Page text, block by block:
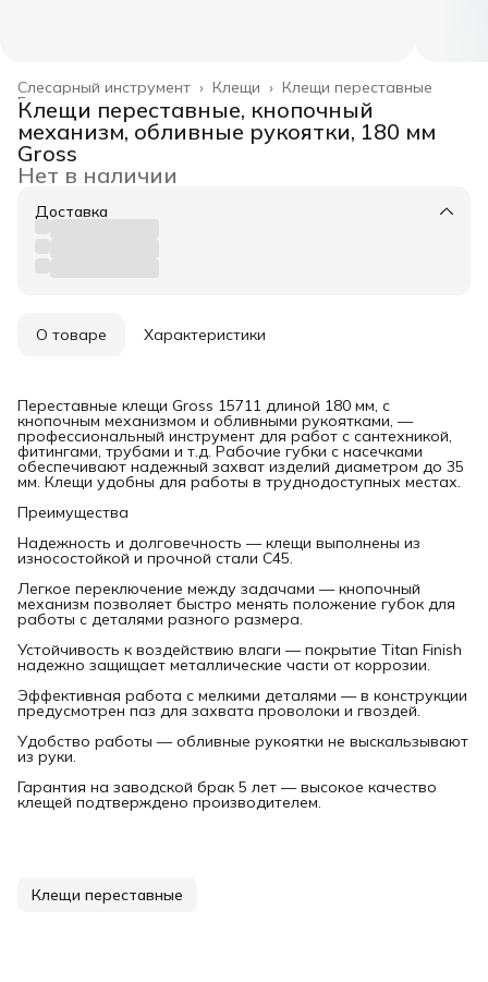
Клещи переставные
Клещи ›
Слесарный инструмент ›
Главная ›
Клещи переставные, кнопочный
механизм, обливные рукоятки, 180 мм
Gross
Нет в наличии
Доставка
О товаре Характеристики
Переставные клещи Gross 15711 длиной 180 мм, с
кнопочным механизмом и обливными рукоятками, —
профессиональный инструмент для работ с сантехникой,
фитингами, трубами и т.д. Рабочие губки с насечками
обеспечивают надежный захват изделий диаметром до 35
мм. Клещи удобны для работы в труднодоступных местах.
Преимущества
Надежность и долговечность — клещи выполнены из
износостойкой и прочной стали С45.
Легкое переключение между задачами — кнопочный
механизм позволяет быстро менять положение губок для
работы с деталями разного размера.
Устойчивость к воздействию влаги — покрытие Titan Finish
надежно защищает металлические части от коррозии.
Эффективная работа с мелкими деталями — в конструкции
предусмотрен паз для захвата проволоки и гвоздей.
Удобство работы — обливные рукоятки не выскальзывают
из руки.
Гарантия на заводской брак 5 лет — высокое качество
клещей подтверждено производителем.
Клещи переставные